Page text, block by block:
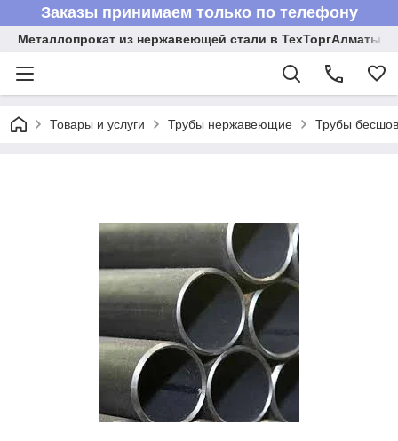
Заказы принимаем только по телефону
Металлопрокат из нержавеющей стали в ТехТоргАлматы
Товары и услуги Трубы нержавеющие Трубы